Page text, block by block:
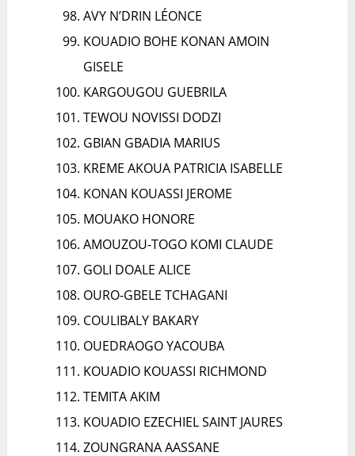
AVY N’DRIN LÉONCE
KOUADIO BOHE KONAN AMOIN
GISELE
KARGOUGOU GUEBRILA
TEWOU NOVISSI DODZI
GBIAN GBADIA MARIUS
KREME AKOUA PATRICIA ISABELLE
KONAN KOUASSI JEROME
MOUAKO HONORE
AMOUZOU-TOGO KOMI CLAUDE
GOLI DOALE ALICE
OURO-GBELE TCHAGANI
COULIBALY BAKARY
OUEDRAOGO YACOUBA
KOUADIO KOUASSI RICHMOND
TEMITA AKIM
KOUADIO EZECHIEL SAINT JAURES
ZOUNGRANA AASSANE